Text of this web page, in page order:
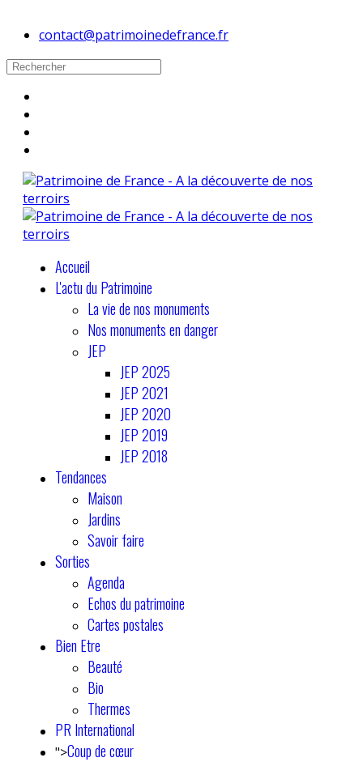
contact@patrimoinedefrance.fr
Accueil
L'actu du Patrimoine
La vie de nos monuments
Nos monuments en danger
JEP
JEP 2025
JEP 2021
JEP 2020
JEP 2019
JEP 2018
Tendances
Maison
Jardins
Savoir faire
Sorties
Agenda
Echos du patrimoine
Cartes postales
Bien Etre
Beauté
Bio
Thermes
PR International
">Coup de cœur